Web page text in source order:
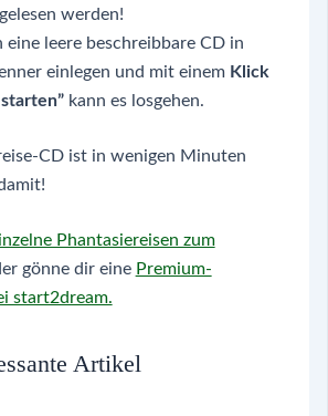
werden!
eine leere beschreibbare CD in
einlegen und mit einem Klick
kann es losgehen.
CD ist in wenigen Minuten
Phantasiereisen zum
gönne dir eine Premium-
start2dream.
Artikel